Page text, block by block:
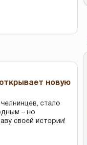
новую
стало
– но
своей истории!